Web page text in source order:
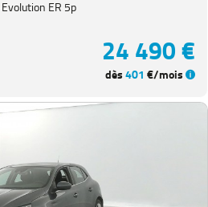
ER 5p
24 490 €
dès401 €/mois